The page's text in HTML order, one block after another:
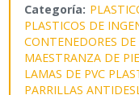
Categoría:
PLASTICOS DE
CONTENEDORES DE
MAESTRANZA DE
LAMAS DE PVC
PARRILLAS